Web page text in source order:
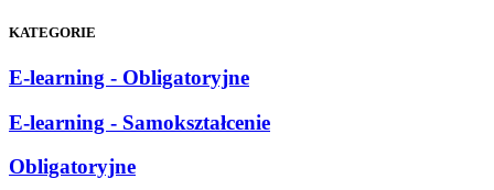
KATEGORIE
E-learning - Obligatoryjne
E-learning - Samokształcenie
Obligatoryjne